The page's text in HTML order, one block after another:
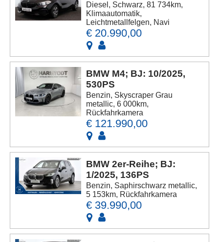
Diesel, Schwarz, 81 734km,
Klimaautomatik,
Leichtmetallfelgen, Navi
€ 20.990,00
BMW M4; BJ: 10/2025,
530PS
Benzin, Skyscraper Grau
metallic, 6 000km,
Rückfahrkamera
€ 121.990,00
BMW 2er-Reihe; BJ:
1/2025, 136PS
Benzin, Saphirschwarz metallic,
5 153km, Rückfahrkamera
€ 39.990,00